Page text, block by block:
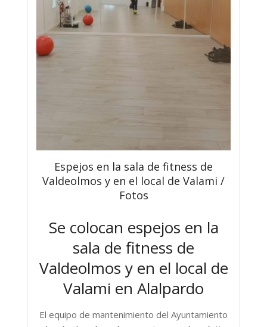
Espejos en la sala de fitness de
Valdeolmos y en el local de Valami /
Fotos
Se colocan espejos en la
sala de fitness de
Valdeolmos y en el local de
Valami en Alalpardo
El equipo de mantenimiento del Ayuntamiento